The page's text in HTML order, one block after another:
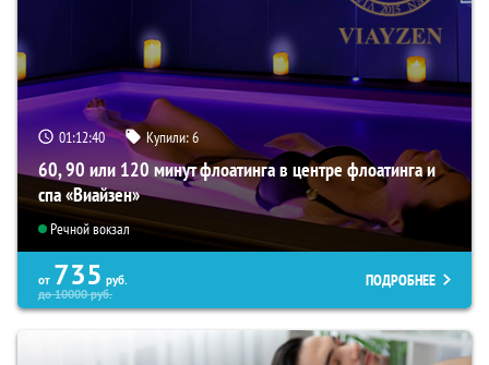
01:12:39 Купили:6
60, 90 или 120 минут флоатинга в центре флоатинга и
спа «Виайзен»
Речной вокзал
от 735 руб.
до10000руб.
ПОДРОБНЕЕ